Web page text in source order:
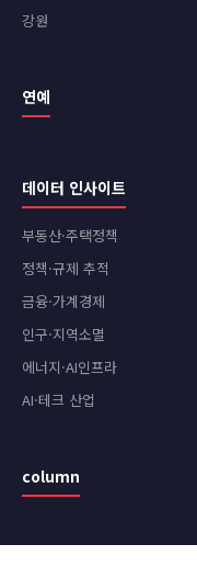
강원
연예
데이터 인사이트
부동산·주택정책
정책·규제 추적
금융·가계경제
인구·지역소멸
에너지·AI인프라
AI·테크 산업
column